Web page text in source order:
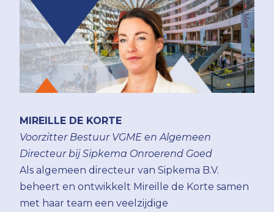
MIREILLE DE KORTE
Voorzitter Bestuur VGME en Algemeen
Directeur bij Sipkema Onroerend Goed
Als algemeen directeur van Sipkema B.V.
beheert en ontwikkelt Mireille de Korte samen
met haar team een veelzijdige